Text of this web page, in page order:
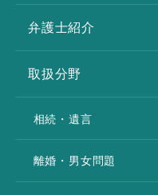
弁護士紹介
取扱分野
相続・遺言
離婚・男女問題